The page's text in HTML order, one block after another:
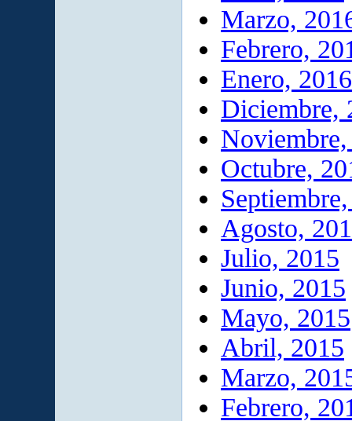
Marzo,
Febrero,
Enero, 2016
Diciembre,
Octubre,
Agosto,
Julio, 2015
Junio, 2015
Mayo, 2015
Abril, 2015
Marzo,
Febrero,